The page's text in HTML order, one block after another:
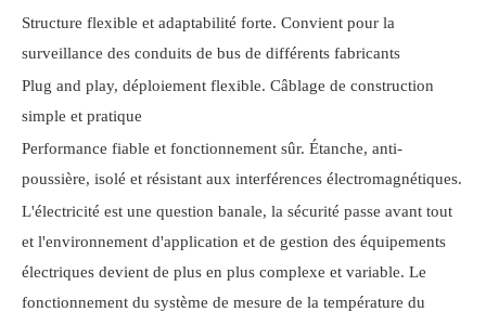
Structure flexible et adaptabilité forte. Convient pour la
surveillance des conduits de bus de différents fabricants
Plug and play, déploiement flexible. Câblage de construction
simple et pratique
Performance fiable et fonctionnement sûr. Étanche, anti-
poussière, isolé et résistant aux interférences électromagnétiques.
L'électricité est une question banale, la sécurité passe avant tout
et l'environnement d'application et de gestion des équipements
électriques devient de plus en plus complexe et variable. Le
fonctionnement du système de mesure de la température du